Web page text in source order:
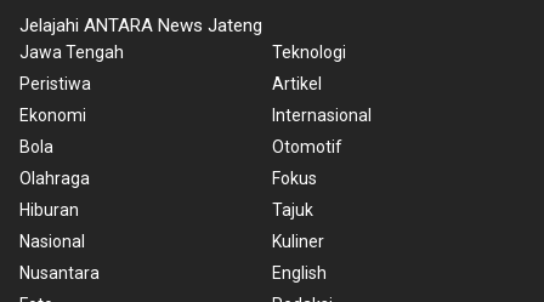
Jelajahi ANTARA News Jateng
Jawa Tengah
Peristiwa
Ekonomi
Bola
Olahraga
Hiburan
Nasional
Nusantara
Teknologi
Artikel
Internasional
Otomotif
Fokus
Tajuk
Kuliner
English